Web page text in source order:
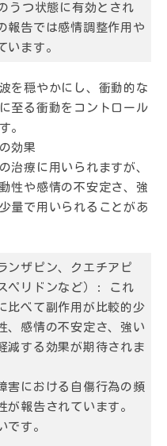
うつ状態に有効とされ
報告では感情調整作用や
います。
を穏やかにし、衝動的な
至る衝動をコントロール
。
効果
治療に用いられますが、
性や感情の不安定さ、強
量で用いられることがあ
ンザピン、クエチアピ
ペリドンなど）:
これ
比べて副作用が比較的少
、感情の不安定さ、強い
減する効果が期待されま
害における自傷行為の頻
が報告されています。
です。